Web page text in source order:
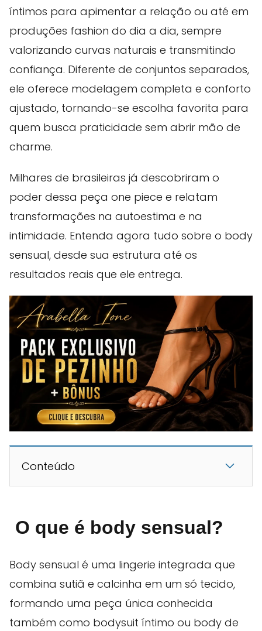
íntimos para apimentar a relação ou até em
produções fashion do dia a dia, sempre
valorizando curvas naturais e transmitindo
confiança. Diferente de conjuntos separados,
ele oferece modelagem completa e conforto
ajustado, tornando-se escolha favorita para
quem busca praticidade sem abrir mão de
charme.
Milhares de brasileiras já descobriram o
poder dessa peça one piece e relatam
transformações na autoestima e na
intimidade. Entenda agora tudo sobre o body
sensual, desde sua estrutura até os
resultados reais que ele entrega.
Conteúdo
O que é body sensual?
Body sensual é uma lingerie integrada que
combina sutiã e calcinha em um só tecido,
formando uma peça única conhecida
também como bodysuit íntimo ou body de